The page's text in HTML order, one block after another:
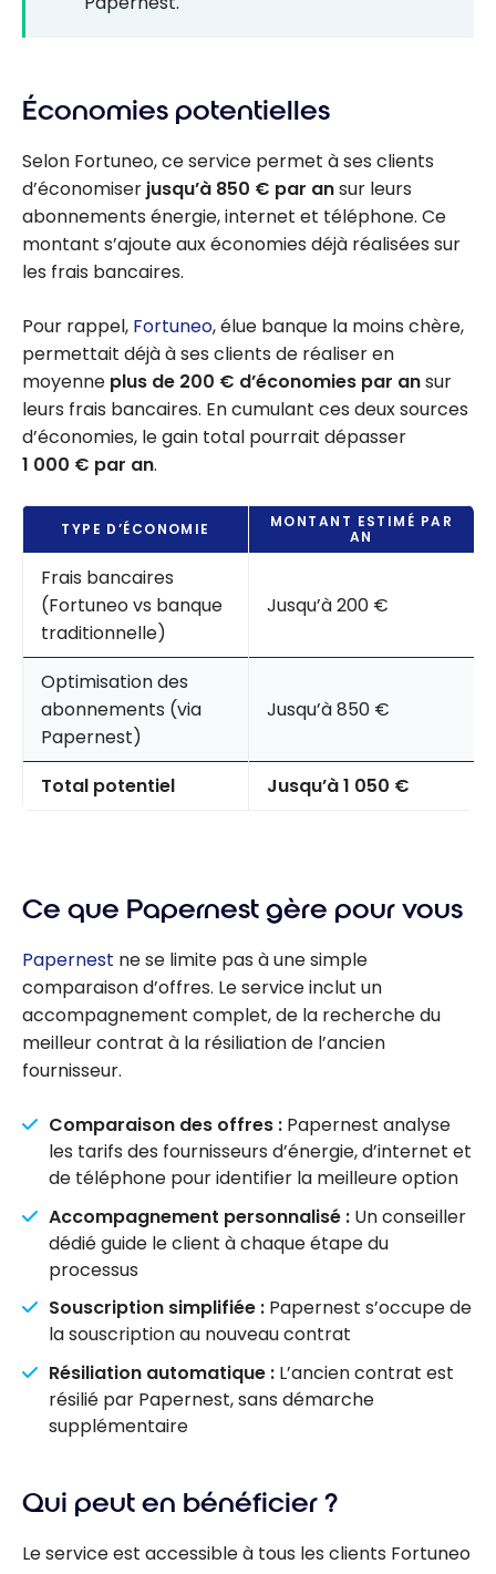
Économies potentielles
Selon Fortuneo, ce service permet à ses clients
d’économiser jusqu’à 850 € par ansur leurs
abonnements énergie, internet et téléphone. Ce
montant s’ajoute aux économies déjà réalisées sur
les frais bancaires.
Pour rappel, Fortuneo, élue banque la moins chère,
permettait déjà à ses clients de réaliser en
moyenne plus de 200 € d’économies par ansur
leurs frais bancaires. En cumulant ces deux sources
d’économies, le gain total pourrait dépasser
1 000 € par an.
TYPE D’ÉCONOMIE
MONTANT ESTIMÉ PAR
AN
Frais bancaires
(Fortuneo vs banque
traditionnelle)
Jusqu’à 200 €
Optimisation des
abonnements (via
Papernest)
Jusqu’à 850 €
Total potentiel Jusqu’à 1 050 €
Ce que Papernest gère pour vous
Papernest ne se limite pas à une simple
comparaison d’offres. Le service inclut un
accompagnement complet, de la recherche du
meilleur contrat à la résiliation de l’ancien
fournisseur.
Comparaison des offres : Papernest analyse
les tarifs des fournisseurs d’énergie, d’internet et
de téléphone pour identifier la meilleure option
Accompagnement personnalisé : Un conseiller
dédié guide le client à chaque étape du
processus
Souscription simplifiée : Papernest s’occupe de
la souscription au nouveau contrat
Résiliation automatique : L’ancien contrat est
résilié par Papernest, sans démarche
supplémentaire
Qui peut en bénéficier ?
Le service est accessible à tous les clients Fortuneo